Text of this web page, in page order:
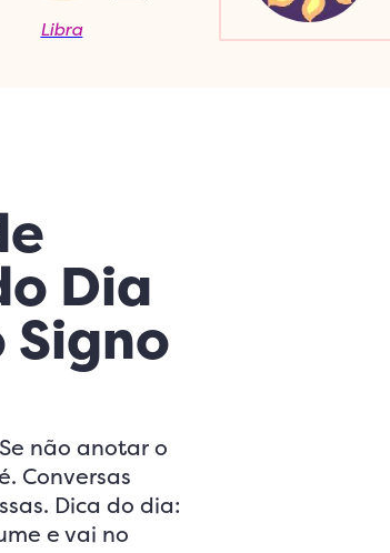
Libra Escorpião Sagitário
Dia
não anotar o
Conversas
Dica do dia:
e vai no